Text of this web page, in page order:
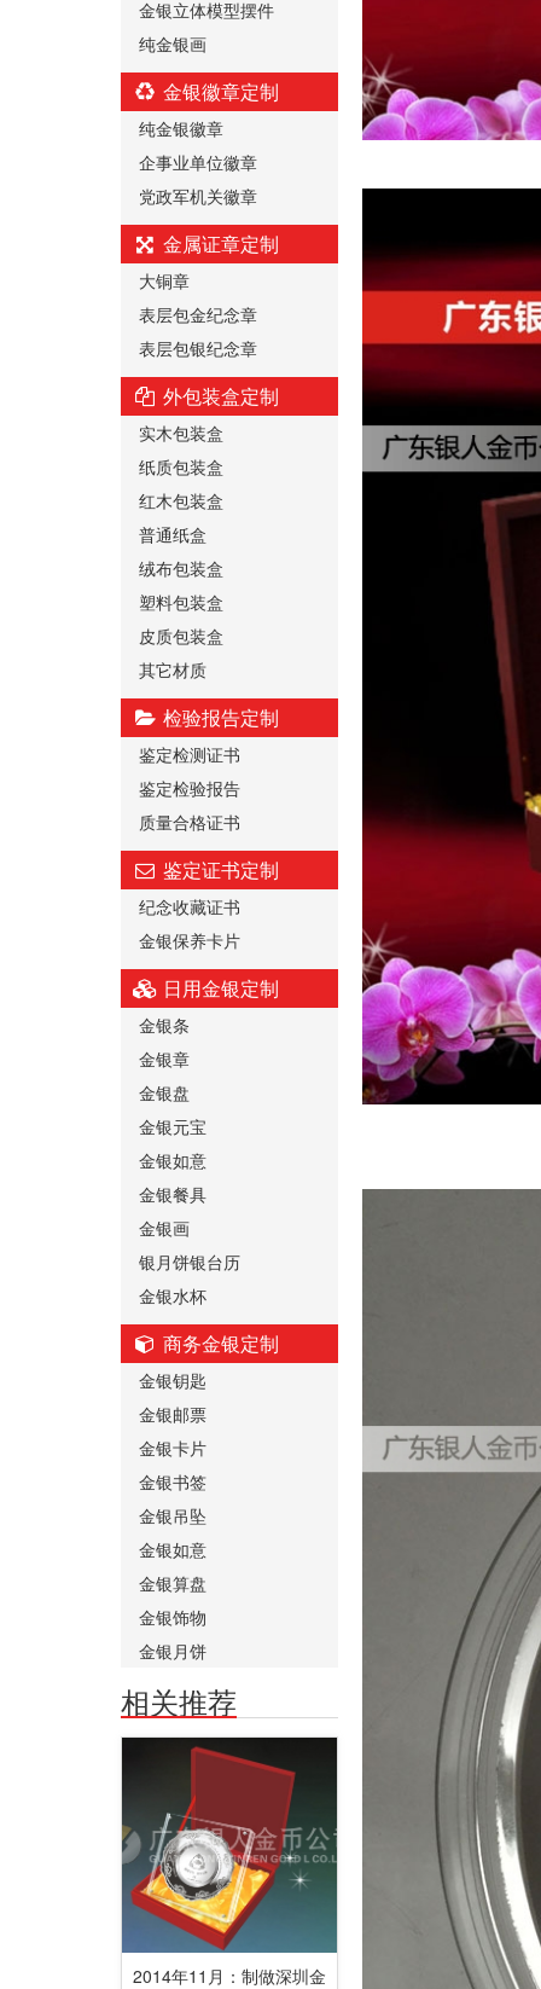
金银立体模型摆件
纯金银画
金银徽章定制
纯金银徽章
企事业单位徽章
党政军机关徽章
金属证章定制
大铜章
表层包金纪念章
表层包银纪念章
外包装盒定制
实木包装盒
纸质包装盒
红木包装盒
普通纸盒
绒布包装盒
塑料包装盒
皮质包装盒
其它材质
检验报告定制
鉴定检测证书
鉴定检验报告
质量合格证书
鉴定证书定制
纪念收藏证书
金银保养卡片
日用金银定制
金银条
金银章
金银盘
金银元宝
金银如意
金银餐具
金银画
银月饼银台历
金银水杯
商务金银定制
金银钥匙
金银邮票
金银卡片
金银书签
金银吊坠
金银如意
金银算盘
金银饰物
金银月饼
相关推荐
2014年11月：制做深圳金